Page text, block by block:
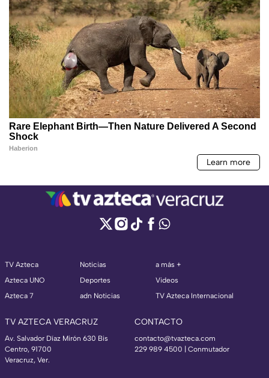
TV Azteca
Azteca UNO
Azteca 7
Noticias
Deportes
adn Noticias
a más +
Videos
TV Azteca Internacional
TV AZTECA VERACRUZ
Av. Salvador Díaz Mirón 630 Bis
Centro, 91700
Veracruz, Ver.
CONTACTO
contacto@tvazteca.com
229 989 4500 | Conmutador